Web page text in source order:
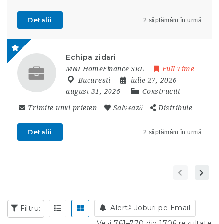
Detalii 2 săptămâni în urmă
Echipa zidari
M&I HomeFinance SRL
Full Time
Bucuresti
iulie 27, 2026 -
august 31, 2026
Constructii
Trimite unui prieten Salvează Distribuie
Detalii 2 săptămâni în urmă
Filtru:
Alertă Joburi pe Email